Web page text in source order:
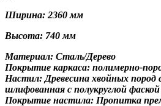
Ширина: 2360 мм
Высота: 740 мм
Материал: Сталь/Дерево
Покрытие каркаса: полимерно-
Настил: Древесина хвойных пород
шлифованная с полукруглой фаской
Покрытие настила: Пропитка